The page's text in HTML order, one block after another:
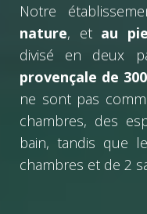
Notre
nature, et au
divisé en deux
provençale de
ne sont pas
chambres, des
bain, tandis que
chambres et de 2